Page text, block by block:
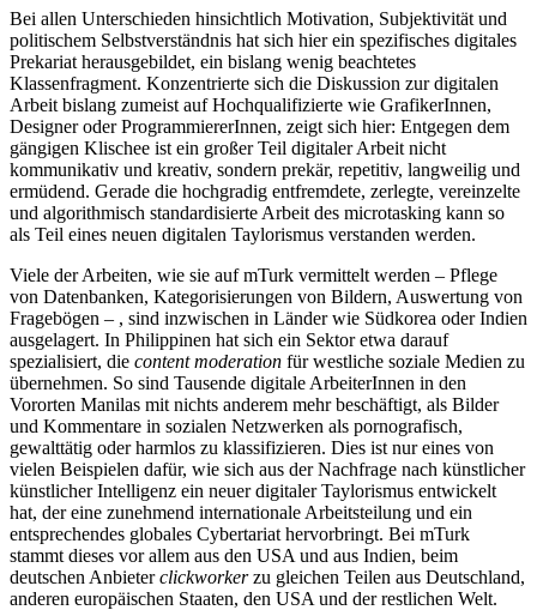
Bei allen Unterschieden hinsichtlich Motivation, Subjektivität und
politischem Selbstverständnis hat sich hier ein spezifisches digitales
Prekariat herausgebildet, ein bislang wenig beachtetes
Klassenfragment. Konzentrierte sich die Diskussion zur digitalen
Arbeit bislang zumeist auf Hochqualifizierte wie GrafikerInnen,
Designer oder ProgrammiererInnen, zeigt sich hier: Entgegen dem
gängigen Klischee ist ein großer Teil digitaler Arbeit nicht
kommunikativ und kreativ, sondern prekär, repetitiv, langweilig und
ermüdend. Gerade die hochgradig entfremdete, zerlegte, vereinzelte
und algorithmisch standardisierte Arbeit des microtasking kann so
als Teil eines neuen digitalen Taylorismus verstanden werden.
Viele der Arbeiten, wie sie auf mTurk vermittelt werden – Pflege
von Datenbanken, Kategorisierungen von Bildern, Auswertung von
Fragebögen – , sind inzwischen in Länder wie Südkorea oder Indien
ausgelagert. In Philippinen hat sich ein Sektor etwa darauf
spezialisiert, die content moderation für westliche soziale Medien zu
übernehmen. So sind Tausende digitale ArbeiterInnen in den
Vororten Manilas mit nichts anderem mehr beschäftigt, als Bilder
und Kommentare in sozialen Netzwerken als pornografisch,
gewalttätig oder harmlos zu klassifizieren. Dies ist nur eines von
vielen Beispielen dafür, wie sich aus der Nachfrage nach künstlicher
künstlicher Intelligenz ein neuer digitaler Taylorismus entwickelt
hat, der eine zunehmend internationale Arbeitsteilung und ein
entsprechendes globales Cybertariat hervorbringt. Bei mTurk
stammt dieses vor allem aus den USA und aus Indien, beim
deutschen Anbieterclickworkerzu gleichen Teilen aus Deutschland,
anderen europäischen Staaten, den USA und der restlichen Welt.